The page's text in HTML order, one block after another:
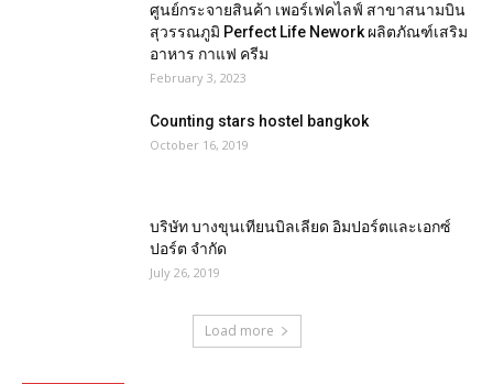
ศูนย์กระจายสินค้า เพอร์เฟคไลฟ์ สาขาสนามบิน
สุวรรณภูมิ Perfect Life Nework ผลิตภัณฑ์เสริม
อาหาร กาแฟ ครีม
February 3, 2023
Counting stars hostel bangkok
October 16, 2019
บริษัท บางขุนเทียนบิลเลียด อิมปอร์ตและเอกซ์
ปอร์ต จำกัด
July 26, 2019
Load more